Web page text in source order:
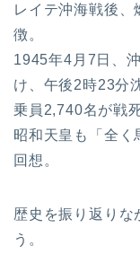
レイテ沖海戦後
徴。
1945年4月7日、
け、午後2時23分
乗員2,740名が戦
昭和天皇も「全く
回想。
歴史を振り返りな
う。